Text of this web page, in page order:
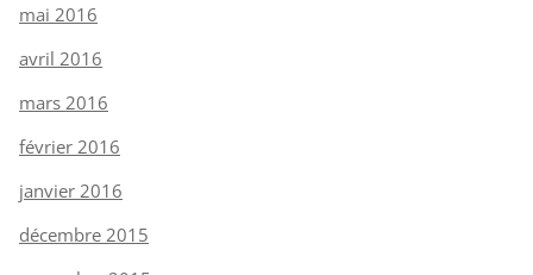
mai 2016
avril 2016
mars 2016
février 2016
janvier 2016
décembre 2015